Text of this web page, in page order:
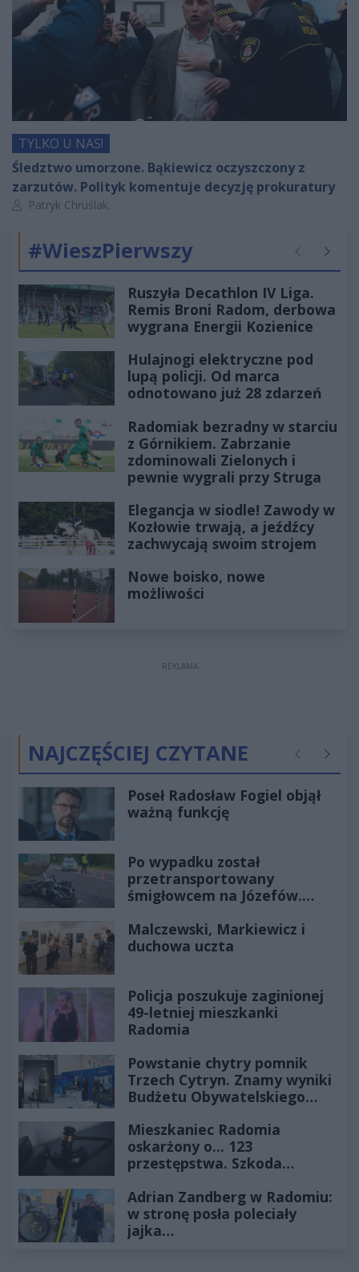
TYLKO U NAS!
Śledztwo umorzone. Bąkiewicz oczyszczony z
zarzutów. Polityk komentuje decyzję prokuratury
Autor artykułu:
Patryk Chruślak
#WieszPierwszy Poprzednie
Ruszyła Decathlon IV Liga.
Remis Broni Radom, derbowa
wygrana Energii Kozienice
Hulajnogi elektryczne pod
lupą policji. Od marca
odnotowano już 28 zdarzeń
Radomiak bezradny w starciu
z Górnikiem. Zabrzanie
zdominowali Zielonych i
pewnie wygrali przy Struga
Elegancja w siodle! Zawody w
Kozłowie trwają, a jeźdźcy
zachwycają swoim strojem
Nowe boisko, nowe
możliwości
REKLAMA
NAJCZĘŚCIEJ CZYTANE Poprzednie
Poseł Radosław Fogiel objął
ważną funkcję
Po wypadku został
przetransportowany
śmigłowcem na Józefów.
Malczewski, Markiewicz i
duchowa uczta
Policja poszukuje zaginionej
49-letniej mieszkanki
Radomia
Powstanie chytry pomnik
Trzech Cytryn. Znamy wyniki
Budżetu Obywatelskiego
Mieszkaniec Radomia
oskarżony o... 123
przestępstwa. Szkoda
złotych
Adrian Zandberg w Radomiu:
w stronę posła poleciały
jajka…